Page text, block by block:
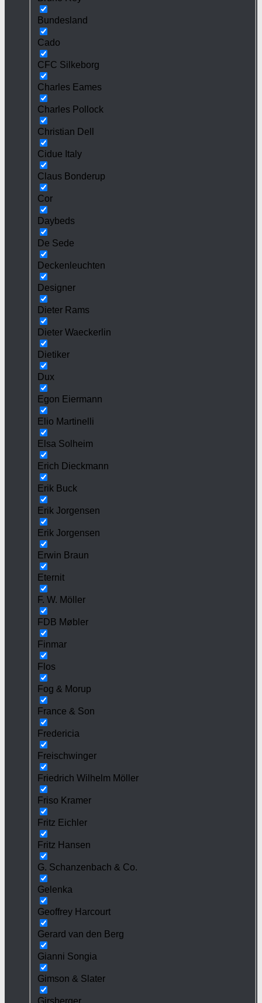
Bundesland
Cado
CFC Silkeborg
Charles Eames
Charles Pollock
Christian Dell
Cidue Italy
Claus Bonderup
Cor
Daybeds
De Sede
Deckenleuchten
Designer
Dieter Rams
Dieter Waeckerlin
Dietiker
Dux
Egon Eiermann
Elio Martinelli
Elsa Solheim
Erich Dieckmann
Erik Buck
Erik Jorgensen
Erik Jorgensen
Erwin Braun
Eternit
F. W. Möller
FDB Møbler
Finmar
Flos
Fog & Morup
France & Son
Fredericia
Freischwinger
Friedrich Wilhelm Möller
Friso Kramer
Fritz Eichler
Fritz Hansen
G. Schanzenbach & Co.
Gelenka
Geoffrey Harcourt
Gerard van den Berg
Gianni Songia
Gimson & Slater
Girsberger